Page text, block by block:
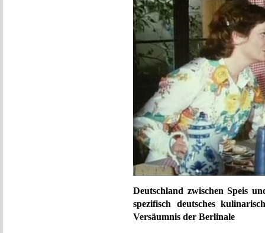
Deutschland zwischen Speis
spezifisch deutsches
Versäumnis der Berlinale